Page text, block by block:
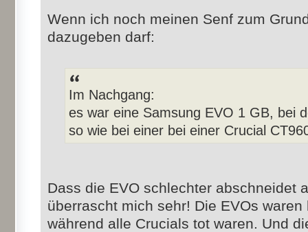
Wenn ich noch meinen Senf zum
dazugeben darf:
Im Nachgang:
es war eine Samsung EVO 1 GB, bei
so wie bei einer bei einer Crucial
Dass die EVO schlechter abschneidet
überrascht mich sehr! Die EVOs
während alle Crucials tot waren. Und